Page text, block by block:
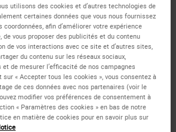
hybridized to patient material showing a
ETV6 region at 12p13 (1RG1R1G). Image kindly
Kiel.
utilisons des cookies et d’autres technologies de
certaines données que vous nous fournissez
afin d’améliorer votre expérience
vous proposer des publicités et du contenu
de vos interactions avec ce site et d’autres sites,
du contenu sur les réseaux sociaux,
et de mesurer l’efficacité de nos campagnes
« Accepter tous les cookies », vous consentez à
de ces données avec nos partenaires (voir le
modifier vos préférences de consentement à
« Paramètres des cookies » en bas de notre
en matière de cookies pour en savoir plus sur